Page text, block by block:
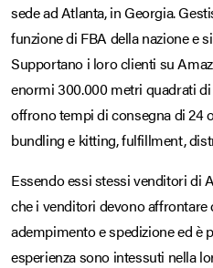
sede ad Atlanta, in Georgia.
funzione di FBA della nazione e
Supportano i loro clienti su
enormi 300.000 metri quadrati
offrono tempi di consegna di 24
bundling e kitting, fulfillment,
Essendo essi stessi venditori di
che i venditori devono affrontare
adempimento e spedizione ed è
esperienza sono intessuti nella